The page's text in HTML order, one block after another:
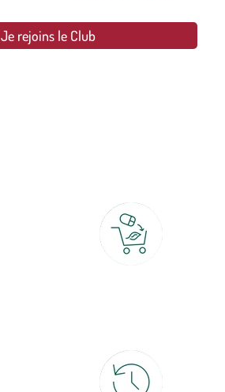
Je rejoins le Club